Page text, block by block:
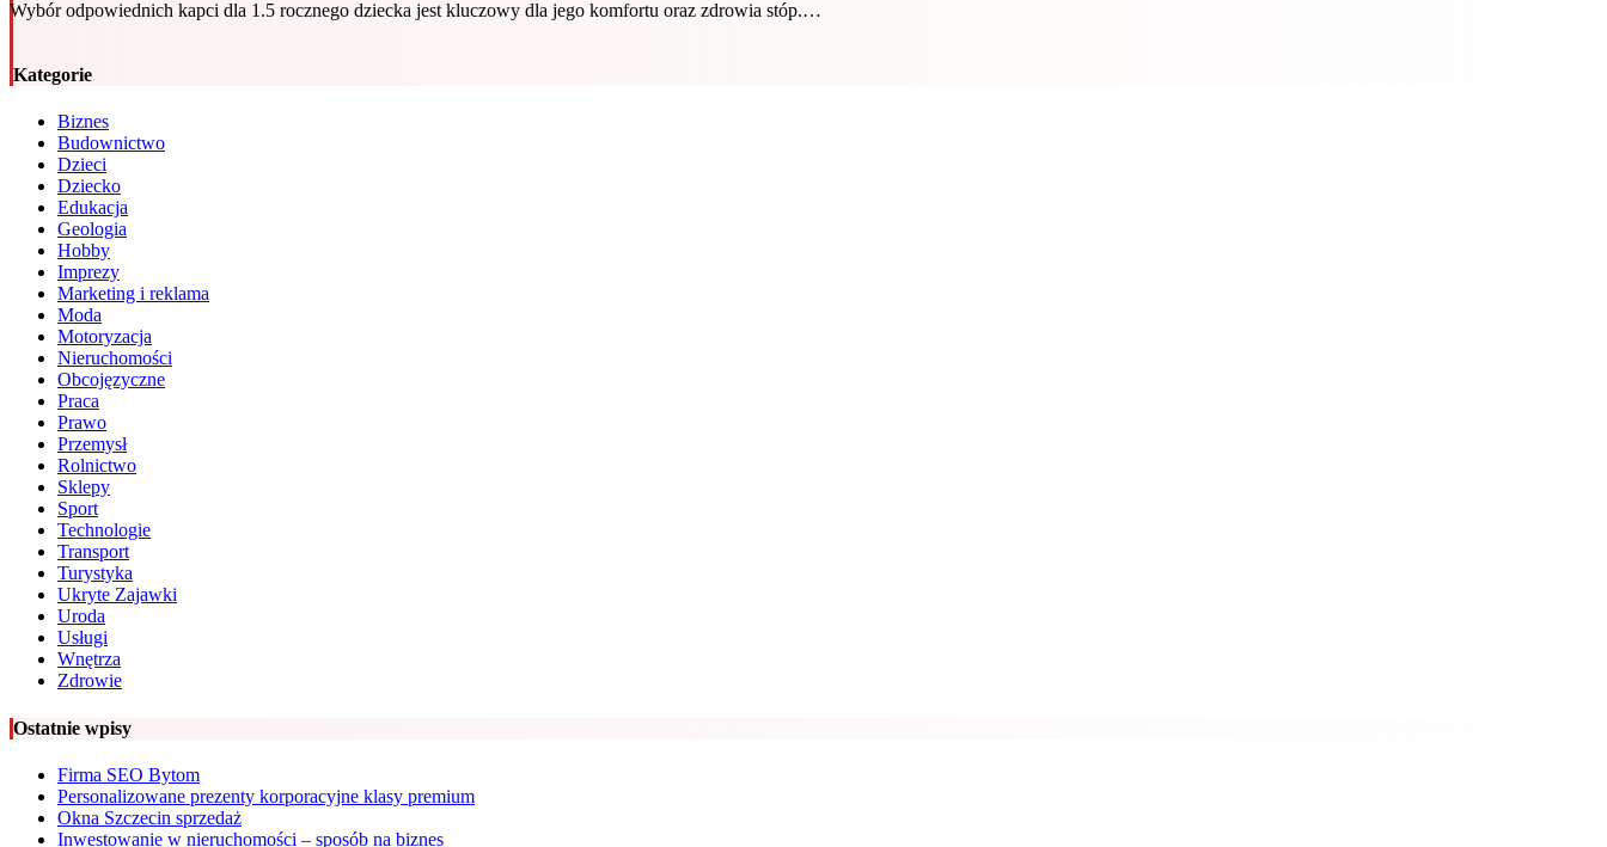
Wybór odpowiednich kapci dla 1.5 rocznego dziecka jest kluczowy dla jego komfortu oraz zdrowia stóp.…
Kategorie
Biznes
Budownictwo
Dzieci
Dziecko
Edukacja
Geologia
Hobby
Imprezy
Marketing i reklama
Moda
Motoryzacja
Nieruchomości
Obcojęzyczne
Praca
Prawo
Przemysł
Rolnictwo
Sklepy
Sport
Technologie
Transport
Turystyka
Ukryte Zajawki
Uroda
Usługi
Wnętrza
Zdrowie
Ostatnie wpisy
Firma SEO Bytom
Personalizowane prezenty korporacyjne klasy premium
Okna Szczecin sprzedaż
Inwestowanie w nieruchomości – sposób na biznes